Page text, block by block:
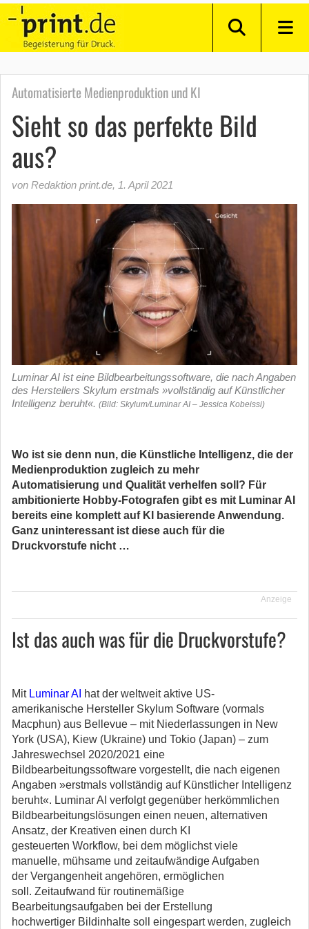
Automatisierte Medienproduktion und KI
Sieht so das perfekte Bild
aus?
von Redaktion print.de, 1. April 2021
Luminar AI ist eine Bildbearbeitungssoftware, die nach Angaben
des Herstellers Skylum erstmals »vollständig auf Künstlicher
Intelligenz beruht«. (Bild: Skylum/Luminar AI – Jessica Kobeissi)
Wo ist sie denn nun, die Künstliche Intelligenz, die der
Medienproduktion zugleich zu mehr
Automatisierung und Qualität verhelfen soll? Für
ambitionierte Hobby-Fotografen gibt es mit Luminar AI
bereits eine komplett auf KI basierende Anwendung.
Ganz uninteressant ist diese auch für die
Druckvorstufe nicht …
Anzeige
Ist das auch was für die Druckvorstufe?
Mit Luminar AI hat der weltweit aktive US-
amerikanische Hersteller Skylum Software (vormals
Macphun) aus Bellevue – mit Niederlassungen in New
York (USA), Kiew (Ukraine) und Tokio (Japan) – zum
Jahreswechsel 2020/2021 eine
Bildbearbeitungssoftware vorgestellt, die nach eigenen
Angaben »erstmals vollständig auf Künstlicher Intelligenz
beruht«. Luminar AI verfolgt gegenüber herkömmlichen
Bildbearbeitungslösungen einen neuen, alternativen
Ansatz, der Kreativen einen durch KI
gesteuerten Workflow, bei dem möglichst viele
manuelle, mühsame und zeitaufwändige Aufgaben
der Vergangenheit angehören, ermöglichen
soll. Zeitaufwand für routinemäßige
Bearbeitungsaufgaben bei der Erstellung
hochwertiger Bildinhalte soll eingespart werden, zugleich